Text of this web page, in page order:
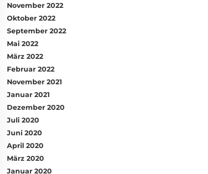
November 2022
Oktober 2022
September 2022
Mai 2022
März 2022
Februar 2022
November 2021
Januar 2021
Dezember 2020
Juli 2020
Juni 2020
April 2020
März 2020
Januar 2020